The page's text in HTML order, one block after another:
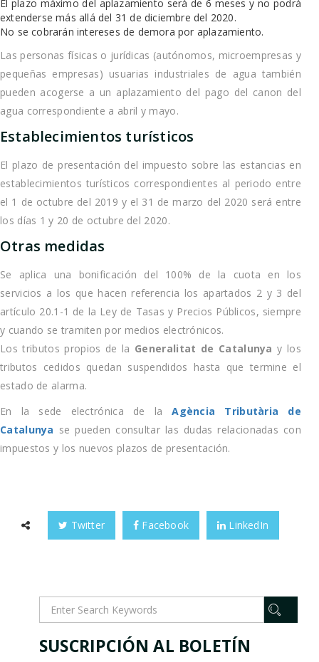
El plazo máximo del aplazamiento será de 6 meses y no podrá
extenderse más allá del 31 de diciembre del 2020.
No se cobrarán intereses de demora por aplazamiento.
Las personas físicas o jurídicas (autónomos, microempresas y
pequeñas empresas) usuarias industriales de agua también
pueden acogerse a un aplazamiento del pago del canon del
agua correspondiente a abril y mayo.
Establecimientos turísticos
El plazo de presentación del impuesto sobre las estancias en
establecimientos turísticos correspondientes al periodo entre
el 1 de octubre del 2019 y el 31 de marzo del 2020 será entre
los días 1 y 20 de octubre del 2020.
Otras medidas
Se aplica una bonificación del 100% de la cuota en los
servicios a los que hacen referencia los apartados 2 y 3 del
artículo 20.1-1 de la Ley de Tasas y Precios Públicos, siempre
y cuando se tramiten por medios electrónicos.
Los tributos propios de la Generalitat de Catalunya y los
tributos cedidos quedan suspendidos hasta que termine el
estado de alarma.
En la sede electrónica de laAgència Tributària de
Catalunya se pueden consultar las dudas relacionadas con
impuestos y los nuevos plazos de presentación.
Twitter Facebook LinkedIn
SUSCRIPCIÓN AL BOLETÍN